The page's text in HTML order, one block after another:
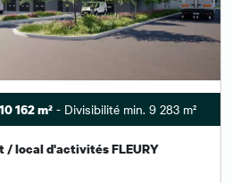
10 162 m²- Divisibilité min. 9 283 m²
local d'activités FLEURY